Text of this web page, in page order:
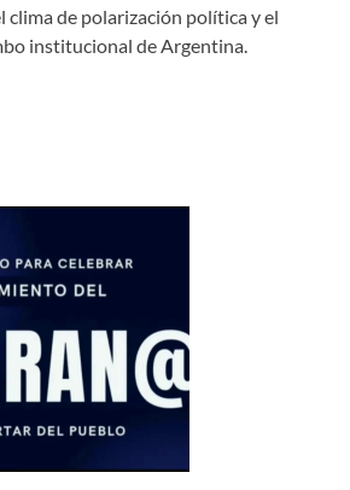
clima de polarización política y el
institucional de Argentina.